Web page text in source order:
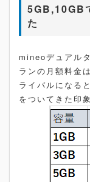
5GB,10GB
た
mineoデュアル
ランの月額料金
ライバルになる
をついてきた印象